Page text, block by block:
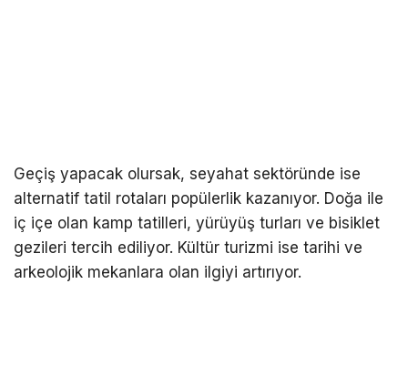
Geçiş yapacak olursak, seyahat sektöründe ise
alternatif tatil rotaları popülerlik kazanıyor. Doğa ile
iç içe olan kamp tatilleri, yürüyüş turları ve bisiklet
gezileri tercih ediliyor. Kültür turizmi ise tarihi ve
arkeolojik mekanlara olan ilgiyi artırıyor.